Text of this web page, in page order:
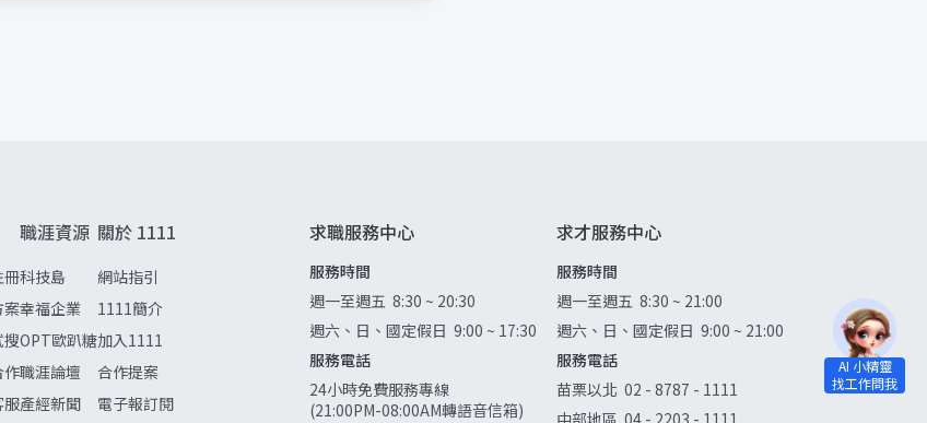
冊
案
作
服
職涯資源
科技島
幸福企業
OPT歐趴糖
職涯論壇
產經新聞
關於 1111
網站指引
1111簡介
加入1111
合作提案
電子報訂閱
求職服務中心
服務時間
週一至週五 8:30 ~ 20:30
週六、日、國定假日 9:00 ~ 17:30
服務電話
24小時免費服務專線
(21:00PM-08:00AM轉語音信箱)
求才服務中心
服務時間
週一至週五 8:30 ~ 21:00
週六、日、國定假日 9:00 ~ 21:00
服務電話
苗栗以北 02 - 8787 - 1111
中部地區 04 - 2203 - 1111